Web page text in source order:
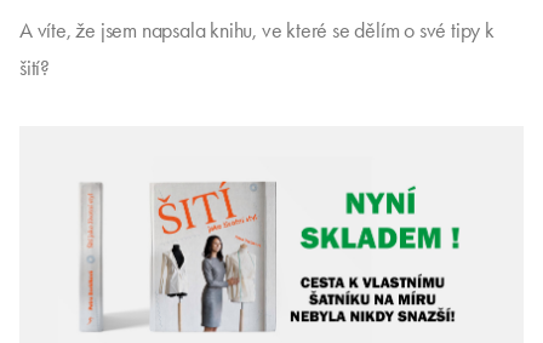
A víte, že jsem napsala knihu, ve které se dělím o své tipy k
šití?